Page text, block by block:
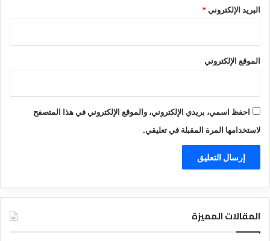
البريد الإلكتروني*
الموقع الإلكتروني
احفظ اسمي، بريدي الإلكتروني، والموقع الإلكتروني في هذا المتصفح
لاستخدامها المرة المقبلة في تعليقي.
المقالات المميزة